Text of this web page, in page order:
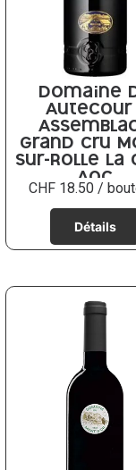
Domaine
Autecour
Grand Cru
sur-Rolle La
AOC
CHF18.50 /